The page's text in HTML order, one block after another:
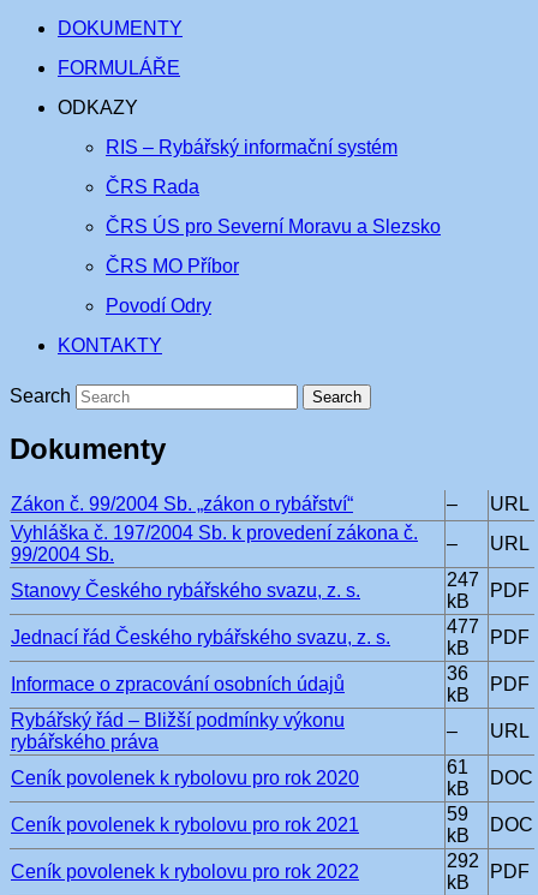
DOKUMENTY
FORMULÁŘE
ODKAZY
RIS – Rybářský informační systém
ČRS Rada
ČRS ÚS pro Severní Moravu a Slezsko
ČRS MO Příbor
Povodí Odry
KONTAKTY
Search
Dokumenty
Zákon č. 99/2004 Sb. „zákon o rybářství“ –
URL
Vyhláška č. 197/2004 Sb. k provedení zákona č.
99/2004 Sb.
– URL
Stanovy Českého rybářského svazu, z. s.
247
kB
PDF
Jednací řád Českého rybářského svazu, z. s.
477
kB
PDF
Informace o zpracování osobních údajů
36
kB
PDF
Rybářský řád – Bližší podmínky výkonu
rybářského práva
– URL
Ceník povolenek k rybolovu pro rok 2020
61
kB
DOC
Ceník povolenek k rybolovu pro rok 2021
59
kB
DOC
Ceník povolenek k rybolovu pro rok 2022
292
kB
PDF